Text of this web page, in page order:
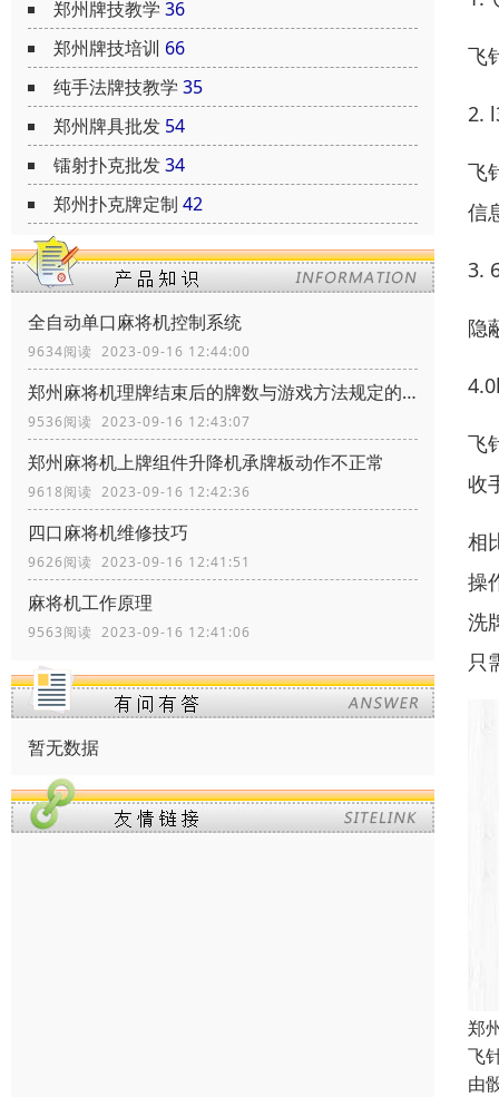
郑州牌技教学 36
郑州牌技培训 66
纯手法牌技教学 35
郑州牌具批发 54
镭射扑克批发34
郑州扑克牌定制 42
全自动单口麻将机控制系统
9634阅读 2023-09-16 12:44:00
郑州麻将机理牌结束后的牌数与游戏方法规定的不一致
9536阅读 2023-09-16 12:43:07
郑州麻将机上牌组件升降机承牌板动作不正常
9618阅读 2023-09-16 12:42:36
四口麻将机维修技巧
9626阅读 2023-09-16 12:41:51
麻将机工作原理
9563阅读 2023-09-16 12:41:06
暂无数据
飞
2.
飞
信
3.
隐
飞
收
相
操
洗
只
郑
飞
由